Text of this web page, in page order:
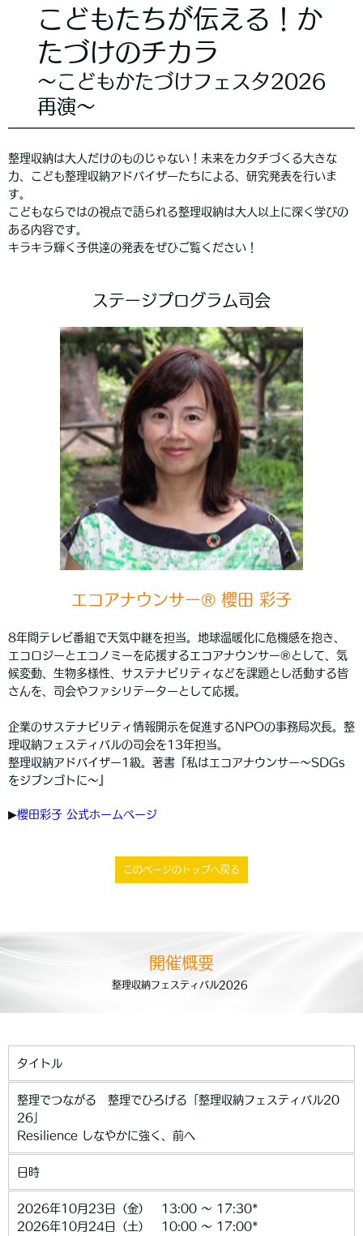
こどもたちが伝える！か
たづけのチカラ
〜こどもかたづけフェスタ2026
再演〜
整理収納は大人だけのものじゃない！未来をカタチづくる大きな
力、こども整理収納アドバイザーたちによる、研究発表を行いま
す。
こどもならではの視点で語られる整理収納は大人以上に深く学びの
ある内容です。
キラキラ輝く子供達の発表をぜひご覧ください！
ステージプログラム司会
エコアナウンサー® 櫻田 彩子
8年間テレビ番組で天気中継を担当。地球温暖化に危機感を抱き、
エコロジーとエコノミーを応援するエコアナウンサー®として、気
候変動、生物多様性、サステナビリティなどを課題とし活動する皆
さんを、司会やファシリテーターとして応援。
企業のサステナビリティ情報開示を促進するNPOの事務局次長。整
理収納フェスティバルの司会を13年担当。
整理収納アドバイザー1級。著書『私はエコアナウンサー～SDGs
をジブンゴトに～』
▶︎櫻田彩子 公式ホームページ
このページのトップへ戻る
開催概要
整理収納フェスティバル2026
タイトル
整理でつながる 整理でひろげる「整理収納フェスティバル20
26」
Resilience しなやかに強く、前へ
日時
2026年10月23日（金） 13:00 ～ 17:30*
2026年10月24日（土） 10:00 〜 17:00*